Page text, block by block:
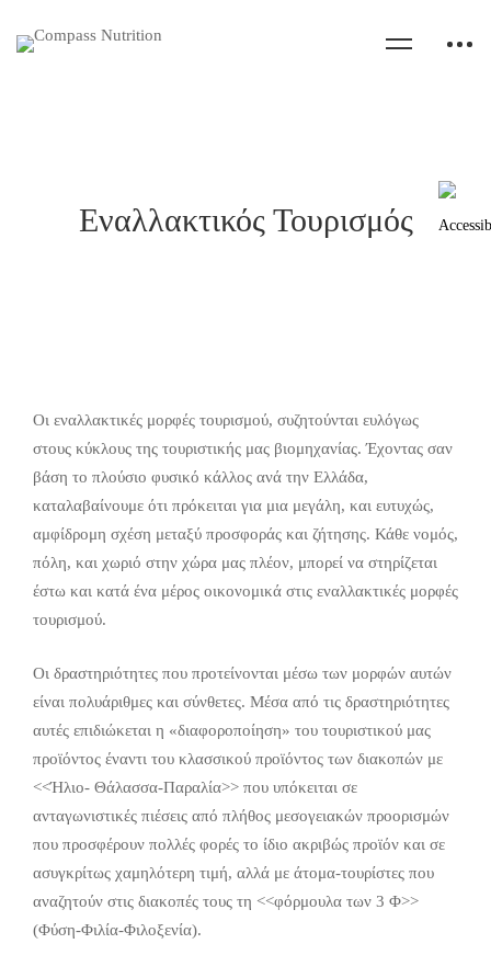
Εναλλακτικός Τουρισμός
Οι εναλλακτικές μορφές τουρισμού, συζητούνται ευλόγως
στους κύκλους της τουριστικής μας βιομηχανίας. Έχοντας σαν
βάση το πλούσιο φυσικό κάλλος ανά την Ελλάδα,
καταλαβαίνουμε ότι πρόκειται για μια μεγάλη, και ευτυχώς,
αμφίδρομη σχέση μεταξύ προσφοράς και ζήτησης. Κάθε νομός,
πόλη, και χωριό στην χώρα μας πλέον, μπορεί να στηρίζεται
έστω και κατά ένα μέρος οικονομικά στις εναλλακτικές μορφές
τουρισμού.
Οι δραστηριότητες που προτείνονται μέσω των μορφών αυτών
είναι πολυάριθμες και σύνθετες. Μέσα από τις δραστηριότητες
αυτές επιδιώκεται η «διαφοροποίηση» του τουριστικού μας
προϊόντος έναντι του κλασσικού προϊόντος των διακοπών με
<<Ήλιο- Θάλασσα-Παραλία>> που υπόκειται σε
ανταγωνιστικές πιέσεις από πλήθος μεσογειακών προορισμών
που προσφέρουν πολλές φορές το ίδιο ακριβώς προϊόν και σε
ασυγκρίτως χαμηλότερη τιμή, αλλά με άτομα-τουρίστες που
αναζητούν στις διακοπές τους τη <<φόρμουλα των 3 Φ>>
(Φύση-Φιλία-Φιλοξενία).